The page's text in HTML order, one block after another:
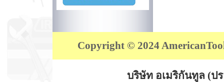
Copyright © 2024
บริษัท อเมริกันทูล (ป